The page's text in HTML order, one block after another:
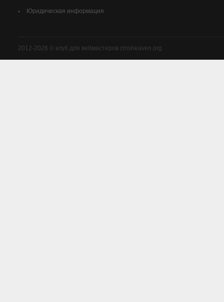
Юридическая информация
2012-2026 © клуб для вебмастеров cmsheaven.org